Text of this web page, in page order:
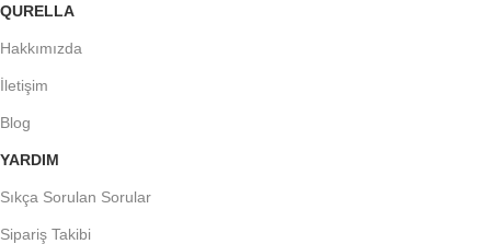
QURELLA
Hakkımızda
İletişim
Blog
YARDIM
Sıkça Sorulan Sorular
Sipariş Takibi